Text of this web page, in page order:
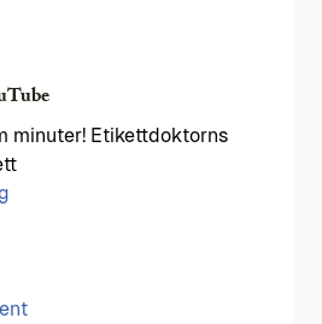
minuter! Etikettdoktorns